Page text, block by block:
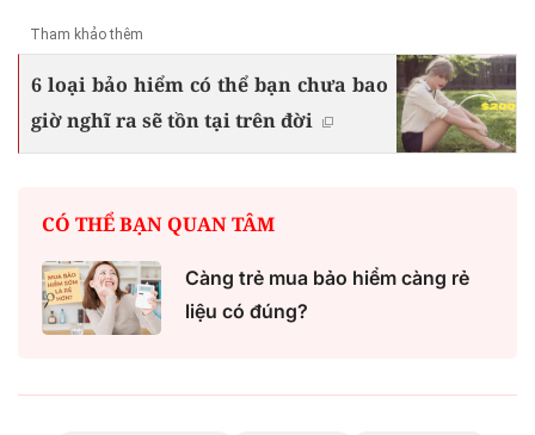
Tham khảo thêm
6 loại bảo hiểm có thể bạn chưa bao
giờ nghĩ ra sẽ tồn tại trên đời
CÓ THỂ BẠN QUAN TÂM
Càng trẻ mua bảo hiểm càng rẻ
liệu có đúng?